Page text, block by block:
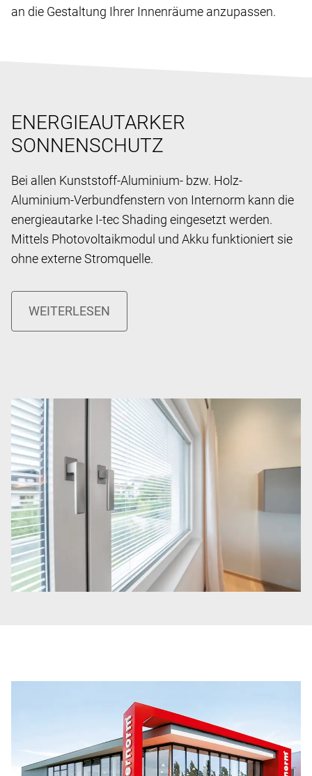
an die Gestaltung Ihrer Innenräume anzupassen.
ENERGIEAUTARKER
SONNENSCHUTZ
Bei allen Kunststoff-Aluminium- bzw. Holz-
Aluminium-Verbundfenstern von Internorm kann die
energieautarke I-tec Shading eingesetzt werden.
Mittels Photovoltaikmodul und Akku funktioniert sie
ohne externe Stromquelle.